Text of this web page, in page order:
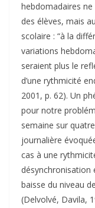
hebdomadaires ne
des élèves, mais
scolaire : “à la
variations
seraient plus le
d’une rythmicité
2001, p. 62). Un
pour notre
semaine sur
journalière
cas à une
désynchronisation
baisse du niveau
(Delvolvé, Davila,